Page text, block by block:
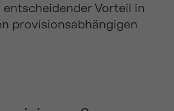
entscheidender Vorteil in
provisionsabhängigen